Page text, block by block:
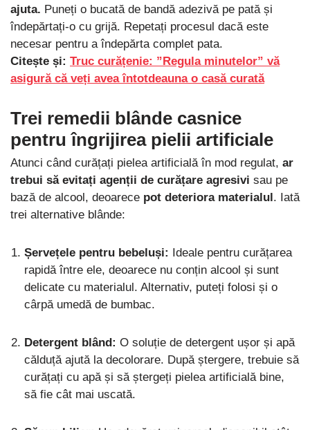
ajuta. Puneți o bucată de bandă adezivă pe pată și
îndepărtați-o cu grijă. Repetați procesul dacă este
necesar pentru a îndepărta complet pata.
Citește și: Truc curățenie: ”Regula minutelor” vă
asigură că veți avea întotdeauna o casă curată
Trei remedii blânde casnice
pentru îngrijirea pielii artificiale
Atunci când curățați pielea artificială în mod regulat, ar
trebui să evitați agenții de curățare agresivi sau pe
bază de alcool, deoarece pot deteriora materialul. Iată
trei alternative blânde:
Șervețele pentru bebeluși: Ideale pentru curățarea
rapidă între ele, deoarece nu conțin alcool și sunt
delicate cu materialul. Alternativ, puteți folosi și o
cârpă umedă de bumbac.
Detergent blând: O soluție de detergent ușor și apă
călduță ajută la decolorare. După ștergere, trebuie să
curățați cu apă și să ștergeți pielea artificială bine,
să fie cât mai uscată.